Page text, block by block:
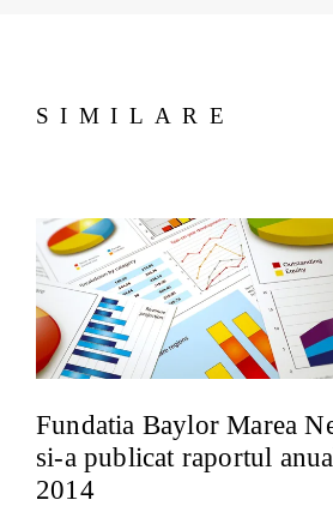
SIMILARE
Fundatia Baylor Marea
si-a publicat raportul
2014